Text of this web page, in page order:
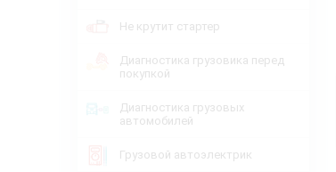
Не крутит стартер
Диагностика грузовика перед
покупкой
Диагностика грузовых
автомобилей
Грузовой автоэлектрик